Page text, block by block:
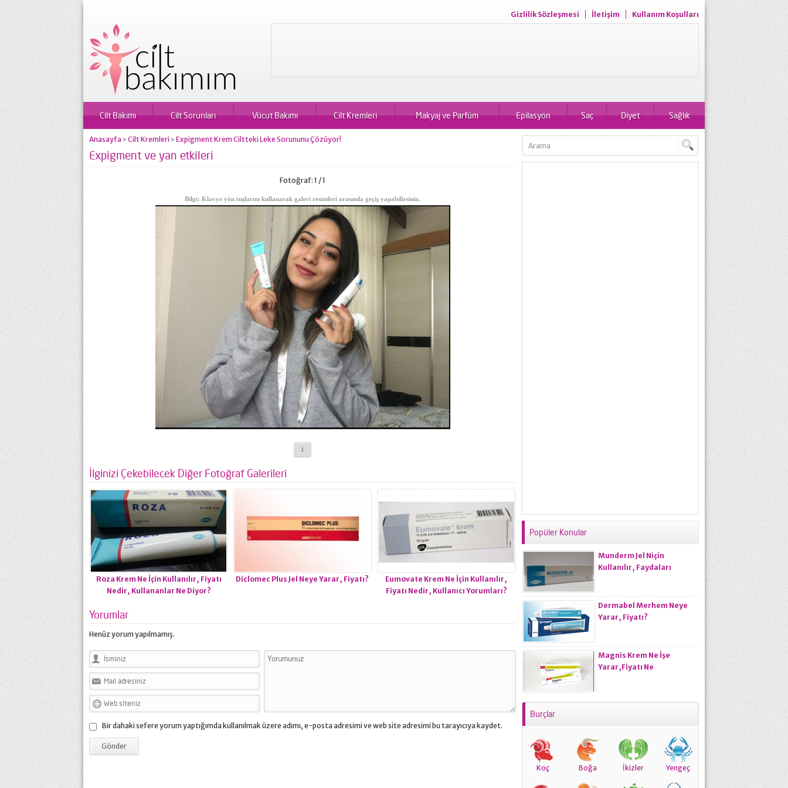
Gizlilik Sözleşmesi İletişim Kullanım Koşulları
Cilt Bakımı Cilt Sorunları Vücut Bakımı Cilt Kremleri Makyaj ve Parfüm Epilasyon Saç Diyet Sağlık
Anasayfa > Cilt Kremleri > Expigment Krem Ciltteki Leke Sorununu Çözüyor!
Expigment ve yan etkileri
Fotoğraf: 1 / 1
Bilgi: Klavye yön tuşlarını kullanarak galeri resimleri arasında geçiş yapabilirsiniz.
1
İlginizi Çekebilecek Diğer Fotoğraf Galerileri
Roza Krem Ne İçin Kullanılır, Fiyatı
Nedir, Kullananlar Ne Diyor?
Diclomec Plus Jel Neye Yarar, Fiyatı?
Eumovate Krem Ne İçin Kullanılır,
Fiyatı Nedir, Kullanıcı Yorumları?
Yorumlar
Henüz yorum yapılmamış.
Bir dahaki sefere yorum yaptığımda kullanılmak üzere adımı, e-posta adresimi ve web site adresimi bu tarayıcıya kaydet.
Popüler Konular
Munderm Jel Niçin
Kullanılır, Faydaları
Dermabel Merhem Neye
Yarar, Fiyatı?
Magnis Krem Ne İşe
Yarar,Fiyatı Ne
Burçlar
Koç Boğa İkizler Yengeç